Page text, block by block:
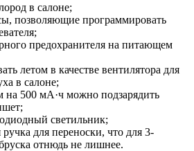
в салоне;
позволяющие программировать
предохранителя на питающем
летом в качестве вентилятора для
в салоне;
на 500 мА·ч можно подзарядить
светильник;
для переноски, что для 3-
отнюдь не лишнее.